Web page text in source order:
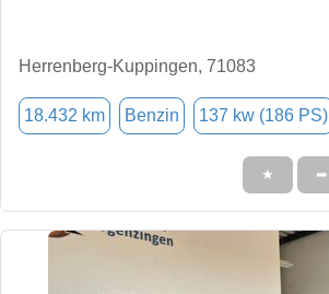
Herrenberg-Kuppingen, 71083
18.432 km Benzin 137 kw (186 PS)
★ ➦